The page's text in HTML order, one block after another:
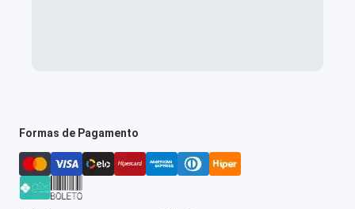
Formas de Pagamento